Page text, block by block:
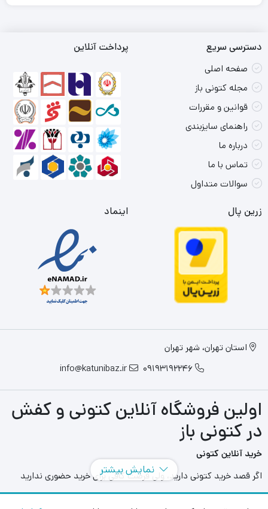
دسترسی سریع
صفحه اصلی
مجله کتونی باز
قوانین و مقررات
راهنمای سایزبندی
درباره ما
تماس با ما
سوالات متداول
پرداخت آنلاین
زرین پال اینماد
استان تهران، شهر تهران
09193192246
info@katunibaz.ir
اولین فروشگاه آنلاین کتونی و کفش
در کتونی باز
خرید آنلاین کتونی
اگر قصد خرید کتونی دارید، ولی فرصت کافی برای خرید حضوری ندارید
نمایش بیشتر